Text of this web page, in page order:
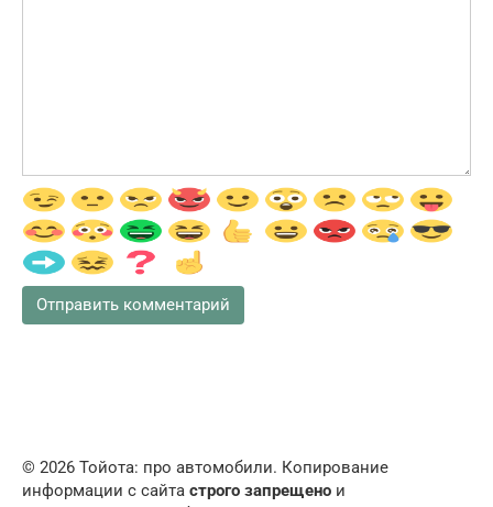
© 2026 Тойота: про автомобили. Копирование
информации с сайта строго запрещено и